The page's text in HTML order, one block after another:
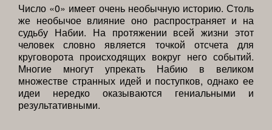
Число «0» имеет очень необычную историю. Столь
же необычое влияние оно распространяет и на
судьбу Набии. На протяжении всей жизни этот
человек словно является точкой отсчета для
круговорота происходящих вокруг него событий.
Многие многут упрекать Набию в великом
множестве странных идей и поступков, однако ее
идеи нередко оказываются гениальными и
результативными.